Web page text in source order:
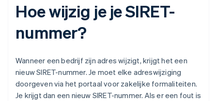
Hoe wijzig je je SIRET-
nummer?
Wanneer een bedrijf zijn adres wijzigt, krijgt het een
nieuw SIRET-nummer. Je moet elke adreswijziging
doorgeven via het portaal voor zakelijke formaliteiten.
Je krijgt dan een nieuw SIRET-nummer. Als er een fout is